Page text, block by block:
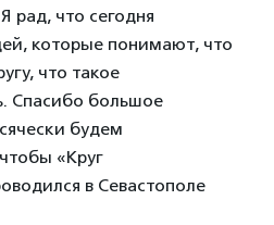
рад, что сегодня
которые понимают, что
что такое
Спасибо большое
будем
«Круг
в Севастополе